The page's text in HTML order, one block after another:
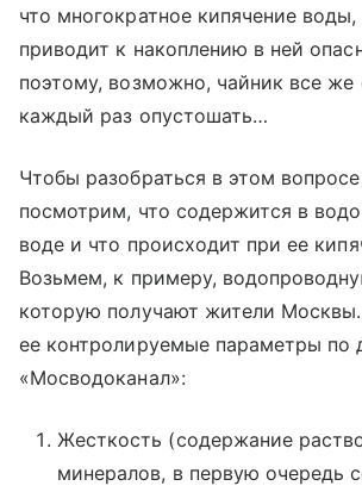
что многократное кипячение
приводит к накоплению в ней
поэтому, возможно, чайник все же
каждый раз опустошать…
Чтобы разобраться в этом
посмотрим, что содержится в
воде и что происходит при ее
Возьмем, к примеру,
которую получают жители
ее контролируемые параметры по
«Мосводоканал»:
Жесткость (содержание
минералов, в первую очередь